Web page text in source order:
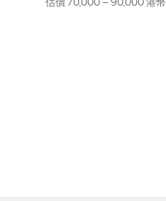
估價 70,000 – 90,000 港幣